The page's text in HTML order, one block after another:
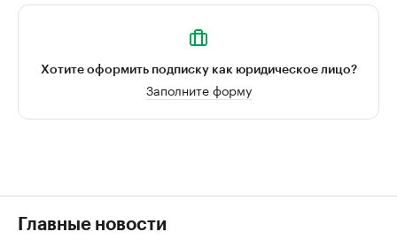
Хотите оформить подписку как юридическое лицо?
Заполните форму
Главные новости